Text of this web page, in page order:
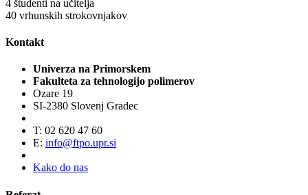
4 študenti na učitelja
40 vrhunskih strokovnjakov
Kontakt
Univerza na Primorskem
Fakulteta za tehnologijo polimerov
Ozare 19
SI-2380 Slovenj Gradec
T: 02 620 47 60
E: info@ftpo.upr.si
Kako do nas